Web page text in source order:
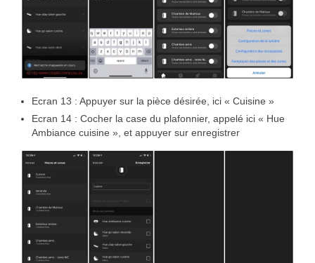
Ecran 13 : Appuyer sur la pièce désirée, ici « Cuisine »
Ecran 14 : Cocher la case du plafonnier, appelé ici « Hue
Ambiance cuisine », et appuyer sur enregistrer